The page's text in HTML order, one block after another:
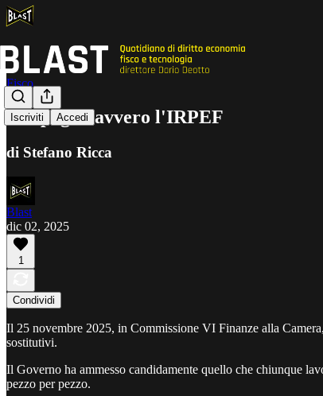
Iscriviti Accedi
Fisco
Chi paga davvero l'IRPEF
di Stefano Ricca
Blast
dic 02, 2025
1
Condividi
Il 25 novembre 2025, in Commissione VI Finanze alla
sostitutivi.
Il Governo ha ammesso candidamente quello che chiunque
pezzo per pezzo.